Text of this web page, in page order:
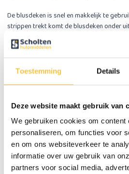
Toestemming Details
Deze website maakt gebruik van
We gebruiken cookies om content
personaliseren, om functies voor
en om ons websiteverkeer te
informatie over uw gebruik van
partners voor social media,
De blusdeken is snel en makkelijk te
strippen trekt komt de blusdeken onder
klaar voor gebruik. Sla de blusdeken om
gezicht, houd de blusdeken hoog en leg
blusdeken zo lang liggen tot het vuur is
het lichaamsdeel gewikkeld worden, zorg
gezicht komt.
Op de achterkant van de hoes staat ook
uitgelegd hoe je de blusdeken gebruikt.
Afmetingen en materiaal